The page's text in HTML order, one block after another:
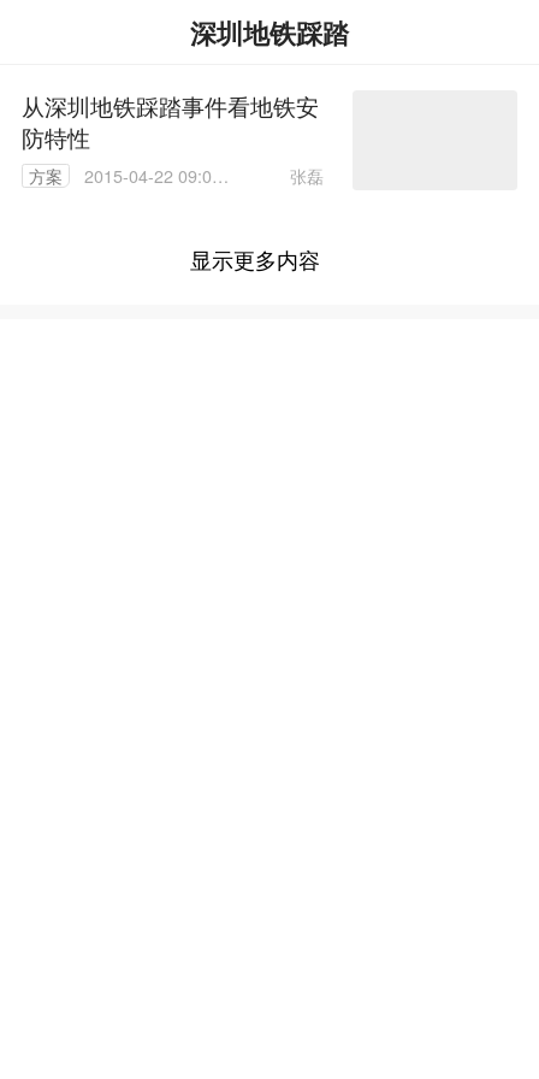
深圳地铁踩踏
从深圳地铁踩踏事件看地铁安
防特性
方案
2015-04-22 09:00:
张磊
显示更多内容